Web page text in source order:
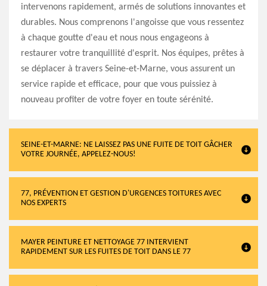
intervenons rapidement, armés de solutions innovantes et
durables. Nous comprenons l'angoisse que vous ressentez
à chaque goutte d'eau et nous nous engageons à
restaurer votre tranquillité d'esprit. Nos équipes, prêtes à
se déplacer à travers Seine-et-Marne, vous assurent un
service rapide et efficace, pour que vous puissiez à
nouveau profiter de votre foyer en toute sérénité.
SEINE-ET-MARNE: NE LAISSEZ PAS UNE FUITE DE TOIT GÂCHER
VOTRE JOURNÉE, APPELEZ-NOUS!
77, PRÉVENTION ET GESTION D'URGENCES TOITURES AVEC
NOS EXPERTS
MAYER PEINTURE ET NETTOYAGE 77 INTERVIENT
RAPIDEMENT SUR LES FUITES DE TOIT DANS LE 77